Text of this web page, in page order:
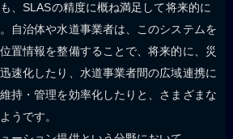
、SLASの精度に概ね満足して将来的に
自治体や水道事業者は、このシステムを
置情報を整備することで、将来的に、災
速化したり、水道事業者間の広域連携に
持・管理を効率化したりと、さまざまな
うです。